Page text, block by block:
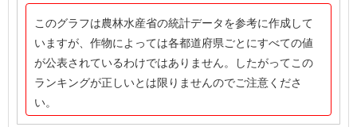
このグラフは農林水産省の統計データを参考に作成して
いますが、作物によっては各都道府県ごとにすべての値
が公表されているわけではありません。したがってこの
ランキングが正しいとは限りませんのでご注意くださ
い。